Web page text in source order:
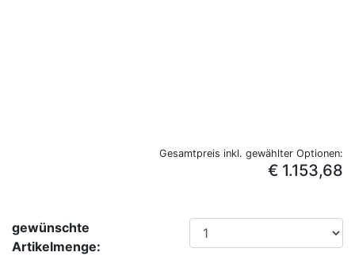
Gesamtpreis inkl. gewählter Optionen:
€ 1.153,68
gewünschte
Artikelmenge: